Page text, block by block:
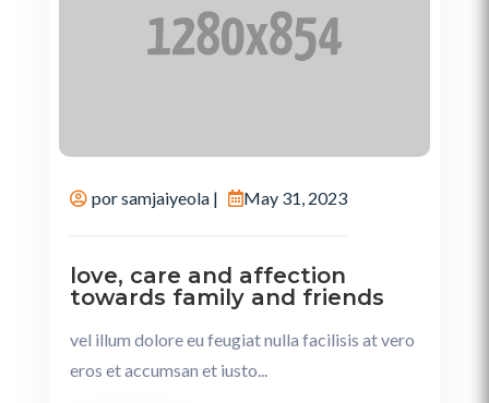
love, care and affection
towards family and friends
porsamjaiyeola| May 31, 2023
vel illum dolore eu feugiat nulla facilisis at vero
eros et accumsan et iusto...